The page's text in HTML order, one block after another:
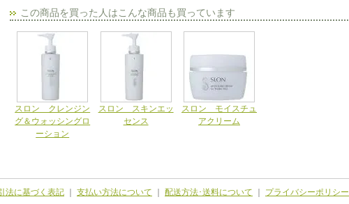
この商品を買った人はこんな商品も買っています
スロン クレンジン
グ＆ウォッシングロ
ーション
スロン スキンエッ
センス
スロン モイスチュ
アクリーム
法に基づく表記 支払い方法について 配送方法･送料について プライバシーポリシー